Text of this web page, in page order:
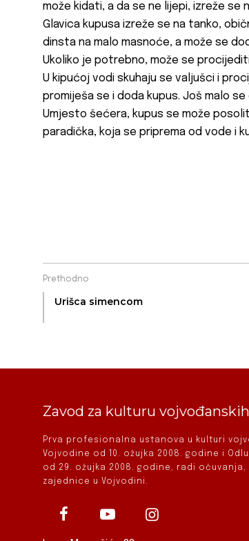
može kidati, a da se ne lijepi, izreže se
Glavica kupusa izreže se na tanko,
dinsta na malo masnoće, a može se
Ukoliko je potrebno, može se
U kipućoj vodi skuhaju se valjušci i
promiješa se i doda kupus. Još malo
Umjesto šećera, kupus se može
paradička, koja se priprema od vode i
Prethodno
Urišca simencom
Zavod za kulturu
Prva profesionalna ustanova u kulturi
Vojvodine od 10. ožujka 2008. godine i
od 29. ožujka 2008. godine, radi
zajednice u Vojvodini.